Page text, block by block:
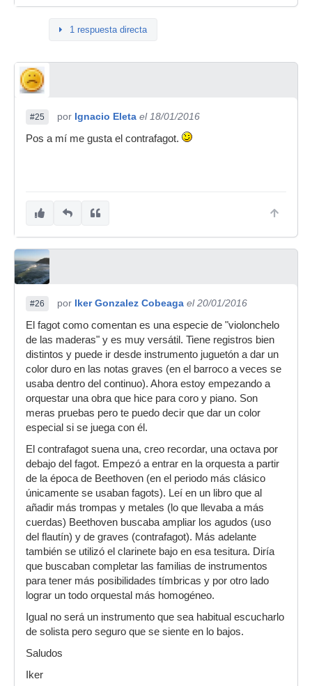
1 respuesta directa
#25 por Ignacio Eleta el 18/01/2016
Pos a mí me gusta el contrafagot.
#26 por Iker Gonzalez Cobeaga el 20/01/2016
El fagot como comentan es una especie de "violonchelo
de las maderas" y es muy versátil. Tiene registros bien
distintos y puede ir desde instrumento juguetón a dar un
color duro en las notas graves (en el barroco a veces se
usaba dentro del continuo). Ahora estoy empezando a
orquestar una obra que hice para coro y piano. Son
meras pruebas pero te puedo decir que dar un color
especial si se juega con él.
El contrafagot suena una, creo recordar, una octava por
debajo del fagot. Empezó a entrar en la orquesta a partir
de la época de Beethoven (en el periodo más clásico
únicamente se usaban fagots). Leí en un libro que al
añadir más trompas y metales (lo que llevaba a más
cuerdas) Beethoven buscaba ampliar los agudos (uso
del flautín) y de graves (contrafagot). Más adelante
también se utilizó el clarinete bajo en esa tesitura. Diría
que buscaban completar las familias de instrumentos
para tener más posibilidades tímbricas y por otro lado
lograr un todo orquestal más homogéneo.
Igual no será un instrumento que sea habitual escucharlo
de solista pero seguro que se siente en lo bajos.
Saludos
Iker